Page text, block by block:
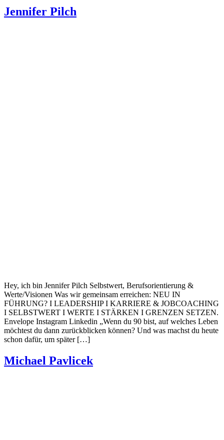
Jennifer Pilch
Hey, ich bin Jennifer Pilch Selbstwert, Berufsorientierung &
Werte/Visionen Was wir gemeinsam erreichen: NEU IN
FÜHRUNG? I LEADERSHIP I KARRIERE & JOBCOACHING
I SELBSTWERT I WERTE I STÄRKEN I GRENZEN SETZEN.
Envelope Instagram Linkedin „Wenn du 90 bist, auf welches Leben
möchtest du dann zurückblicken können? Und was machst du heute
schon dafür, um später […]
Michael Pavlicek